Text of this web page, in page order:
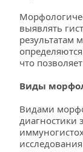
выявлять
результатам
что
Виды
Видами
диагностики